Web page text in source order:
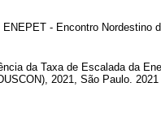
- Encontro Nordestino
da Taxa de Escalada da
2021, São Paulo.